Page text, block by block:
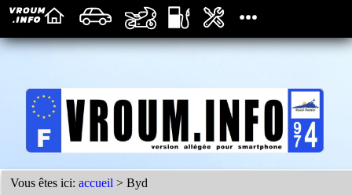
Vous êtes ici:accueil > Byd